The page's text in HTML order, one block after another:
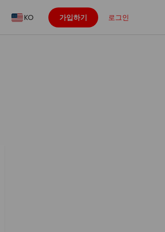
KO 가입하기 로그인